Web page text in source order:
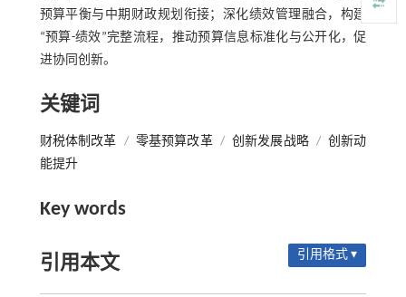
预算平衡与中期财政规划衔接；深化绩效管理融合，构建
“预算-绩效”完整流程，推动预算信息标准化与公开化，促
进协同创新。
关键词
财税体制改革 / 零基预算改革 / 创新发展战略 / 创新动
能提升
Key words
引用本文 引用格式 ▾